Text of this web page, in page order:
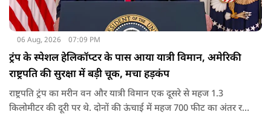
06 Aug, 2026 07:09 PM
ट्रंप के स्पेशल हेलिकॉप्टर के पास आया यात्री विमान, अमेरिकी
राष्ट्रपति की सुरक्षा में बड़ी चूक, मचा हड़कंप
राष्ट्रपति ट्रंप का मरीन वन और यात्री विमान एक दूसरे से महज 1.3
किलोमीटर की दूरी पर थे. दोनों की ऊंचाई में महज 700 फीट का अंतर रह